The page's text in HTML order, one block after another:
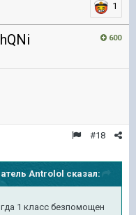
1
600
#18
Antrolol сказал:
1 класс безпомощен